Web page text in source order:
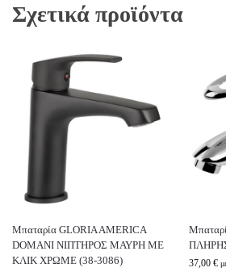
Σχετικά προϊόντα
Μπαταρία GLORIA AMERICA
DOMANI ΝΙΠΤΗΡΟΣ ΜΑΥΡΗ ΜΕ
ΚΛΙΚ ΧΡΩΜΕ (38-3086)
37,00 €